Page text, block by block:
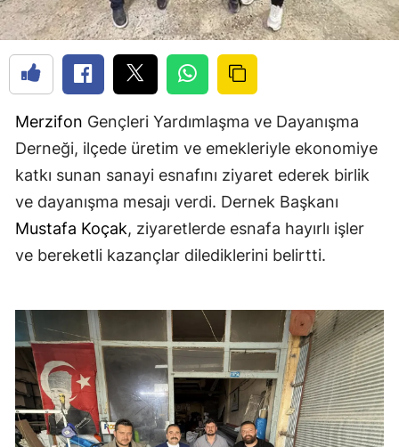
Merzifon Gençleri Yardımlaşma ve Dayanışma
Derneği, ilçede üretim ve emekleriyle ekonomiye
katkı sunan sanayi esnafını ziyaret ederek birlik
ve dayanışma mesajı verdi. Dernek Başkanı
Mustafa Koçak, ziyaretlerde esnafa hayırlı işler
ve bereketli kazançlar dilediklerini belirtti.